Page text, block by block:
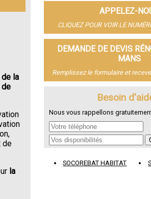
la
de
de
la
APPELEZ-
CLIQUEZ POUR VOIR LE
DEMANDE DE DEVIS
MANS
Remplissez le formulaire et
Besoin
Nous vous rappellons
SOCOREBAT HABITAT